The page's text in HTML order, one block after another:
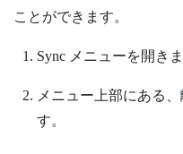
ことができます。
Sync メニューを開きま
メニュー上部にある
す。